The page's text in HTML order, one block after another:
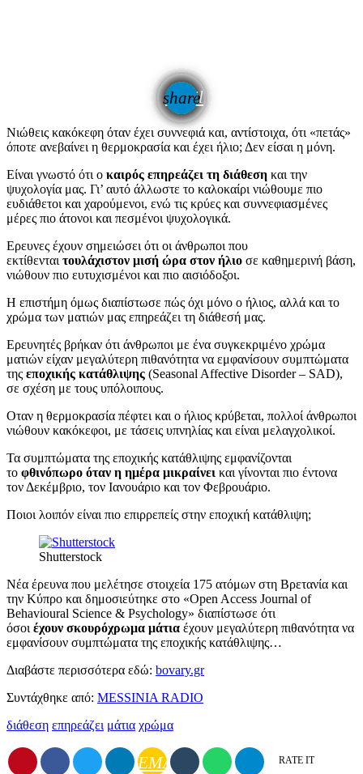
share
email
Νιώθεις κακόκεφη όταν έχει συννεφιά και, αντίστοιχα, ότι «πετάς»
όποτε ανεβαίνει η θερμοκρασία και έχει ήλιο; Δεν είσαι η μόνη.
Είναι γνωστό ότι ο καιρός επηρεάζει τη διάθεση και την
ψυχολογία μας. Γι’ αυτό άλλωστε το καλοκαίρι νιώθουμε πιο
ευδιάθετοι και χαρούμενοι, ενώ τις κρύες και συννεφιασμένες
μέρες πιο άτονοι και πεσμένοι ψυχολογικά.
Ερευνες έχουν σημειώσει ότι οι άνθρωποι που
εκτίθενται τουλάχιστον μισή ώρα στον ήλιο σε καθημερινή βάση,
νιώθουν πιο ευτυχισμένοι και πιο αισιόδοξοι.
Η επιστήμη όμως διαπίστωσε πώς όχι μόνο ο ήλιος, αλλά και το
χρώμα των ματιών μας επηρεάζει τη διάθεσή μας.
Ερευνητές βρήκαν ότι άνθρωποι με ένα συγκεκριμένο χρώμα
ματιών είχαν μεγαλύτερη πιθανότητα να εμφανίσουν συμπτώματα
της εποχικής κατάθλιψης (Seasonal Affective Disorder – SAD),
σε σχέση με τους υπόλοιπους.
Οταν η θερμοκρασία πέφτει και ο ήλιος κρύβεται, πολλοί άνθρωποι
νιώθουν κακόκεφοι, με τάσεις υπνηλίας και είναι μελαγχολικοί.
Τα συμπτώματα της εποχικής κατάθλιψης εμφανίζονται
το φθινόπωρο όταν η ημέρα μικραίνει και γίνονται πιο έντονα
τον Δεκέμβριο, τον Ιανουάριο και τον Φεβρουάριο.
Ποιοι λοιπόν είναι πιο επιρρεπείς στην εποχική κατάθλιψη;
Shutterstock
Νέα έρευνα που μελέτησε στοιχεία 175 ατόμων στη Βρετανία και
την Κύπρο και δημοσιεύτηκε στο «Open Access Journal of
Behavioural Science & Psychology» διαπίστωσε ότι
όσοι έχουν σκουρόχρωμα μάτια έχουν μεγαλύτερη πιθανότητα να
εμφανίσουν συμπτώματα της εποχικής κατάθλιψης…
Διαβάστε περισσότερα εδώ: bovary.gr
Συντάχθηκε από: MESSINIA RADIO
διάθεση επηρεάζει μάτια χρώμα
EMAIL RATE IT